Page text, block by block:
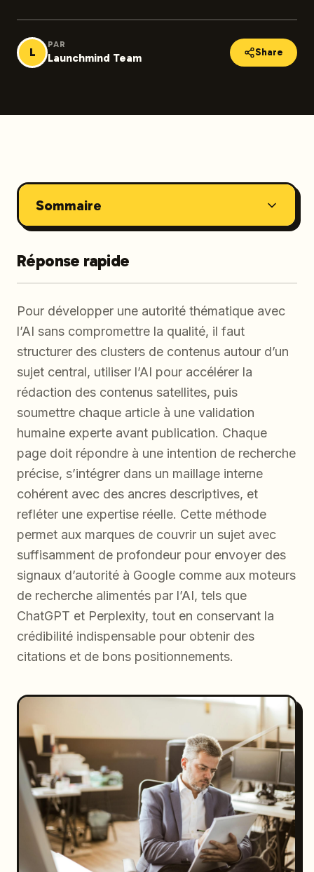
L
PAR
Launchmind Team Share
Sommaire
Réponse rapide
Pour développer une autorité thématique avec
l’AI sans compromettre la qualité, il faut
structurer des clusters de contenus autour d’un
sujet central, utiliser l’AI pour accélérer la
rédaction des contenus satellites, puis
soumettre chaque article à une validation
humaine experte avant publication. Chaque
page doit répondre à une intention de recherche
précise, s’intégrer dans un maillage interne
cohérent avec des ancres descriptives, et
refléter une expertise réelle. Cette méthode
permet aux marques de couvrir un sujet avec
suffisamment de profondeur pour envoyer des
signaux d’autorité à Google comme aux moteurs
de recherche alimentés par l’AI, tels que
ChatGPT et Perplexity, tout en conservant la
crédibilité indispensable pour obtenir des
citations et de bons positionnements.